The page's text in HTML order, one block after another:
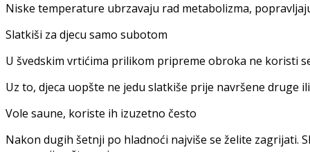
Niske temperature ubrzavaju rad metabolizma,
Slatkiši za djecu samo subotom
U švedskim vrtićima prilikom pripreme obroka ne koristi
Uz to, djeca uopšte ne jedu slatkiše prije navršene druge
Vole saune, koriste ih izuzetno često
Nakon dugih šetnji po hladnoći najviše se želite zagrijati.